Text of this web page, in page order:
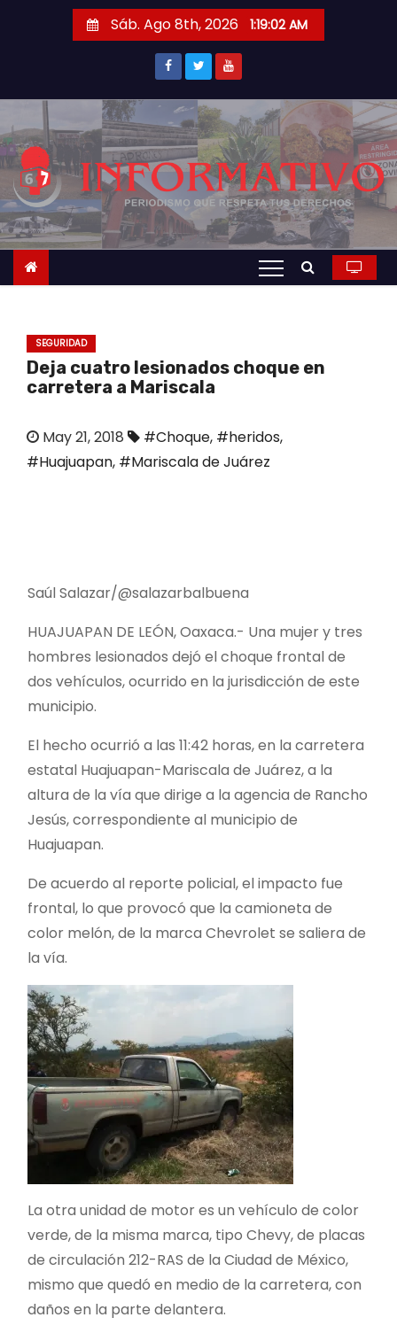
r
a
c
o
t
Sáb. Ago 8th, 2026 1:19:03 AM
SEGURIDAD
Deja cuatro lesionados choque en
carretera a Mariscala
May 21, 2018 #Choque, #heridos,
#Huajuapan, #Mariscala de Juárez
Saúl Salazar/@salazarbalbuena
HUAJUAPAN DE LEÓN, Oaxaca.- Una mujer y tres
hombres lesionados dejó el choque frontal de
dos vehículos, ocurrido en la jurisdicción de este
municipio.
El hecho ocurrió a las 11:42 horas, en la carretera
estatal Huajuapan-Mariscala de Juárez, a la
altura de la vía que dirige a la agencia de Rancho
Jesús, correspondiente al municipio de
Huajuapan.
De acuerdo al reporte policial, el impacto fue
frontal, lo que provocó que la camioneta de
color melón, de la marca Chevrolet se saliera de
la vía.
La otra unidad de motor es un vehículo de color
verde, de la misma marca, tipo Chevy, de placas
de circulación 212-RAS de la Ciudad de México,
mismo que quedó en medio de la carretera, con
daños en la parte delantera.